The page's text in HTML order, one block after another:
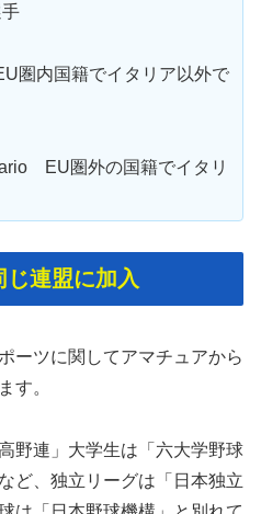
圏内国籍でイタリア以外で
EU圏外の国籍でイタリ
連盟に加入
ーツに関してアマチュアから
す。
野連」大学生は「六大学野球
ど、独立リーグは「日本独立